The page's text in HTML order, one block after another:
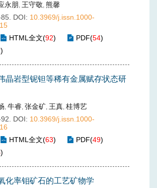
永朋, 王守敬, 熊馨
DOI: 10.3969/j.issn.1000-
HTML全文(92) PDF(54)
)
晶岩型铌钽等稀有金属赋存状态研
, 牛睿, 张金矿, 王真, 桂博艺
DOI: 10.3969/j.issn.1000-
HTML全文(63) PDF(49)
)
化率钼矿石的工艺矿物学